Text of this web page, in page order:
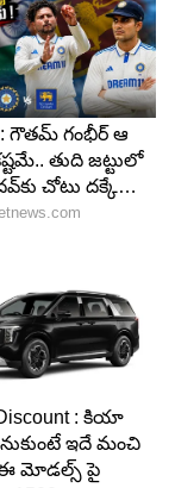
ఓడింది
కెప్టెన్సీలో
వైస్ కెప్టెన్‌గా